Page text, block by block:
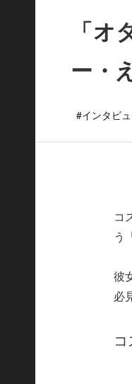
「
ー・
#インタビ
コ
う
彼
必